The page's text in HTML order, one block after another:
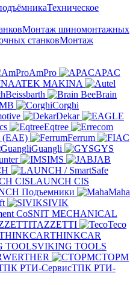
Техническое
Монтаж шиномонтажных
Монтаж
AmPro
APAC
ATEK MAKINA
Beissbarth
Brain
Corghi
Dekar
Eqtree
(EAE)
Ferrum
Guangli
GYS
IMS
JAB
LAUNCH CIS
Подъемники
Maha
SIVIK
SNIT MECHANICAL
TAZZETTI
Teco
THINKCAR
VIKING TOOLS
WERTHER
СТОРМ
ТПК РТИ-